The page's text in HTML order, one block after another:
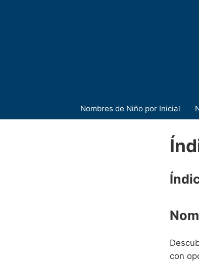
Nombres de Niño por Inicial
con